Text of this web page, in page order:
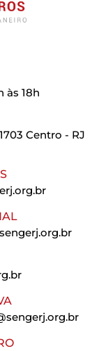
às 18h
Centro - RJ